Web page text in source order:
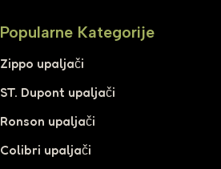
Popularne Kategorije
Zippo upaljači
ST. Dupont upaljači
Ronson upaljači
Colibri upaljači